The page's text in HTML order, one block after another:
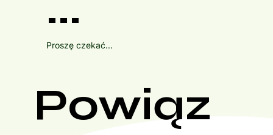
Proszę czekać...
Powiąz